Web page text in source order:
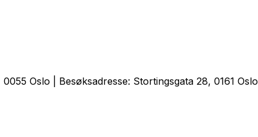
Oslo | Besøksadresse: Stortingsgata 28, 0161 Oslo